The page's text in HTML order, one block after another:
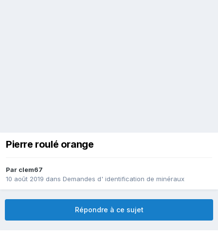
Pierre roulé orange
Par clem67
10 août 2019 dans Demandes d' identification de minéraux
Répondre à ce sujet